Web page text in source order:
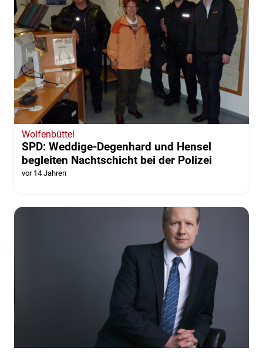
Wolfenbüttel
SPD: Weddige-Degenhard und Hensel
begleiten Nachtschicht bei der Polizei
vor 14 Jahren